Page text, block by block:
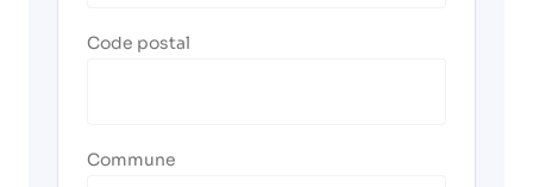
Code postal
Commune